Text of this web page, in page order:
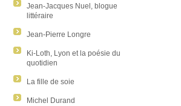
Jean-Jacques Nuel, blogue
littéraire
Jean-Pierre Longre
Ki-Loth, Lyon et la poésie du
quotidien
La fille de soie
Michel Durand